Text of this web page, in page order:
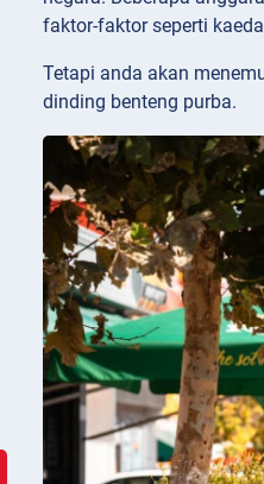
faktor-faktor seperti
Tetapi anda akan
dinding benteng purba.